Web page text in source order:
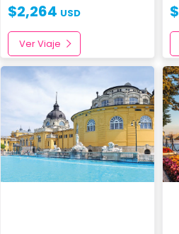
$2,264 USD
Ver Viaje
$